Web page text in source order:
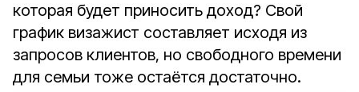
которая будет приносить доход? Свой
график визажист составляет исходя из
запросов клиентов, но свободного времени
для семьи тоже остаётся достаточно.